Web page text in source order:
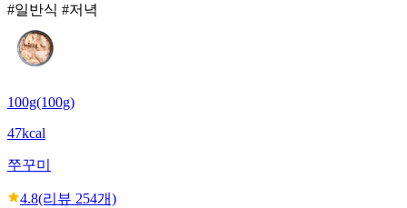
#일반식 #저녁
100g(100g)
47kcal
쭈꾸미
4.8(리뷰 254개)